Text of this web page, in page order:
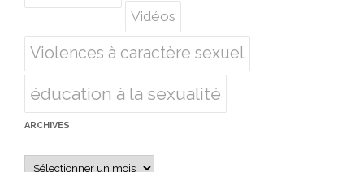
Vidéos
Violences à caractère sexuel
éducation à la sexualité
ARCHIVES
Archives